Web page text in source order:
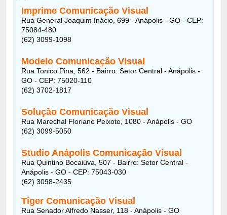
Imprime Comunicação Visual
Rua General Joaquim Inácio, 699 - Anápolis - GO - CEP:
75084-480
(62) 3099-1098
Modelo Comunicação Visual
Rua Tonico Pina, 562 - Bairro: Setor Central - Anápolis -
GO - CEP: 75020-110
(62) 3702-1817
Solução Comunicação Visual
Rua Marechal Floriano Peixoto, 1080 - Anápolis - GO
(62) 3099-5050
Studio Anápolis Comunicação Visual
Rua Quintino Bocaiúva, 507 - Bairro: Setor Central -
Anápolis - GO - CEP: 75043-030
(62) 3098-2435
Tiger Comunicação Visual
Rua Senador Alfredo Nasser, 118 - Anápolis - GO